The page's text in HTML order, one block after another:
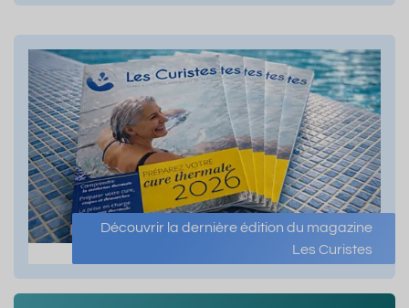
Découvrir la dernière édition du magazine
Les Curistes